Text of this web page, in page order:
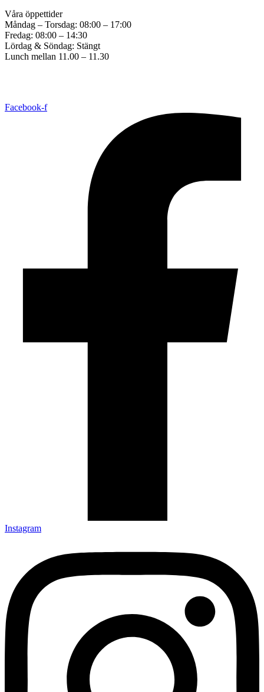
Våra öppettider
Måndag – Torsdag: 08:00 – 17:00
Fredag: 08:00 – 14:30
Lördag & Söndag: Stängt
Lunch mellan 11.00 – 11.30
Facebook-f
Instagram